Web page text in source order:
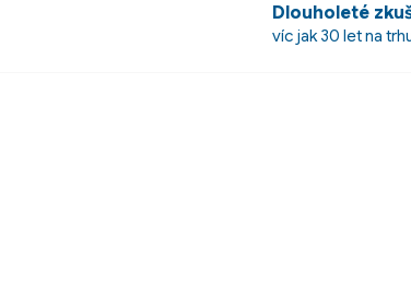
Dlouholeté
víc jak 30 let na